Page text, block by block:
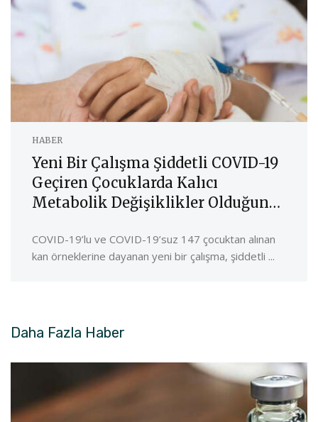
HABER
Yeni Bir Çalışma Şiddetli COVID-19
Geçiren Çocuklarda Kalıcı
Metabolik Değişiklikler Olduğunu
COVID-19’lu ve COVID-19’suz 147 çocuktan alınan
kan örneklerine dayanan yeni bir çalışma, şiddetli ...
Daha Fazla Haber